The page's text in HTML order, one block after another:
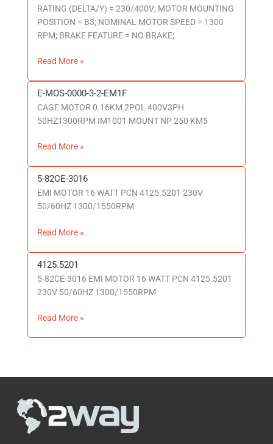
RATING (DELTA/Y) = 230/400V; MOTOR MOUNTING
POSITION = B3; NOMINAL MOTOR SPEED = 1300
RPM; BRAKE FEATURE = NO BRAKE;
Read More »
E-MOS-0000-3-2-EM1F
CAGE MOTOR 0.16KM 2POL 400V3PH
50HZ1300RPM IM1001 MOUNT NP 250 KM5
E-
MOS-
0000-
2-
Read More »
5-82CE-3016
EMI MOTOR 16 WATT PCN 4125.5201 230V
50/60HZ 1300/1550RPM
5-
82CE-
3016
Read More »
4125.5201
5-82CE-3016 EMI MOTOR 16 WATT PCN 4125.5201
230V 50/60HZ 1300/1550RPM
4125.5201
Read More »